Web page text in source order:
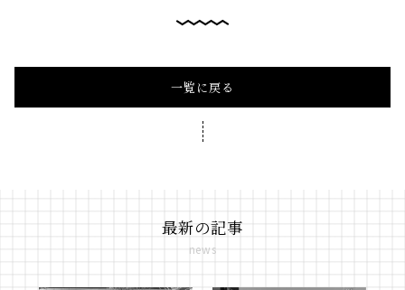
一覧に戻る
最新の記事
news